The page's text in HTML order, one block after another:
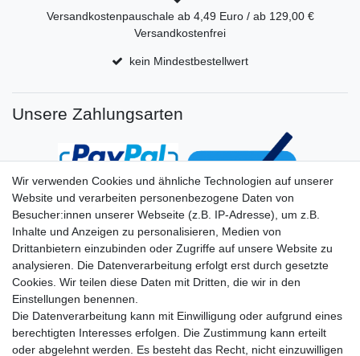
Versandkostenpauschale ab 4,49 Euro / ab 129,00 €
Versandkostenfrei
kein Mindestbestellwert
Unsere Zahlungsarten
Wir verwenden Cookies und ähnliche Technologien auf unserer
Website und verarbeiten personenbezogene Daten von
Besucher:innen unserer Webseite (z.B. IP-Adresse), um z.B.
Inhalte und Anzeigen zu personalisieren, Medien von
Drittanbietern einzubinden oder Zugriffe auf unsere Website zu
analysieren. Die Datenverarbeitung erfolgt erst durch gesetzte
Cookies. Wir teilen diese Daten mit Dritten, die wir in den
Einstellungen benennen.
Die Datenverarbeitung kann mit Einwilligung oder aufgrund eines
berechtigten Interesses erfolgen. Die Zustimmung kann erteilt
oder abgelehnt werden. Es besteht das Recht, nicht einzuwilligen